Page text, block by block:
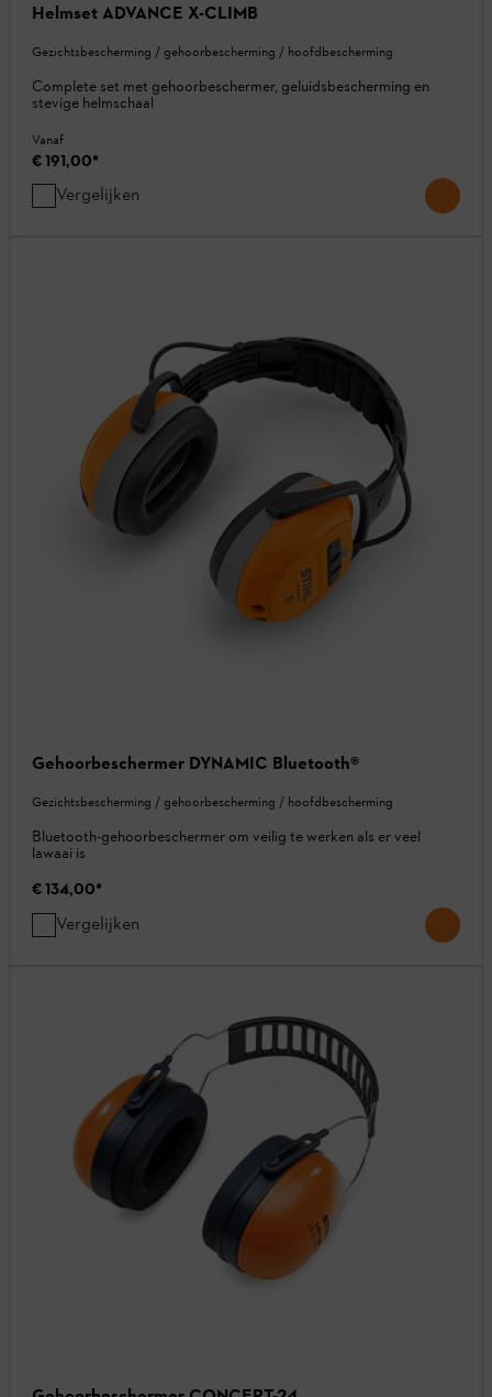
Helmset ADVANCE X-CLIMB
Gezichtsbescherming / gehoorbescherming / hoofdbescherming
Complete set met gehoorbeschermer, geluidsbescherming en
stevige helmschaal
Vanaf
€ 191,00*
Vergelijken
Gehoorbeschermer DYNAMIC Bluetooth®
Gezichtsbescherming / gehoorbescherming / hoofdbescherming
Bluetooth-gehoorbeschermer om veilig te werken als er veel
lawaai is
€ 134,00*
Vergelijken